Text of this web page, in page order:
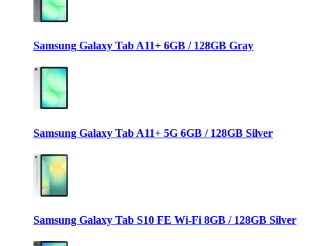
Samsung Galaxy Tab A11+ 6GB / 128GB Gray
Samsung Galaxy Tab A11+ 5G 6GB / 128GB Silver
Samsung Galaxy Tab S10 FE Wi-Fi 8GB / 128GB Silver